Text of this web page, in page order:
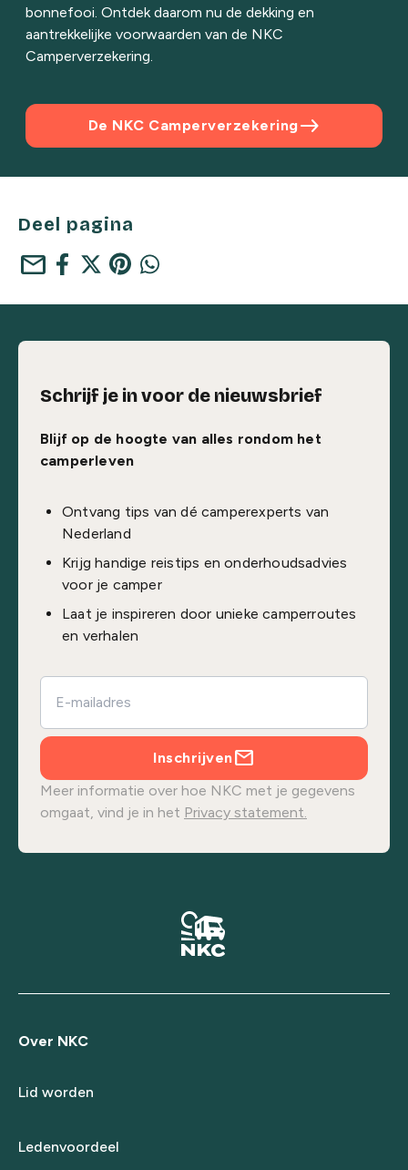
bonnefooi. Ontdek daarom nu de dekking en
aantrekkelijke voorwaarden van de NKC
Camperverzekering.
east
De NKC Camperverzekering
Deel pagina
mail
Schrijf je in voor de nieuwsbrief
Blijf op de hoogte van alles rondom het
camperleven
Ontvang tips van dé camperexperts van
Nederland
Krijg handige reistips en onderhoudsadvies
voor je camper
Laat je inspireren door unieke camperroutes
en verhalen
Inschrijven
Meer informatie over hoe NKC met je gegevens
omgaat, vind je in het Privacy statement.
Over NKC
Lid worden
Ledenvoordeel